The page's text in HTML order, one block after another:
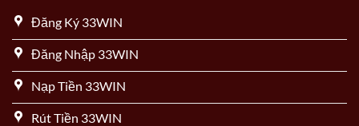
Đăng Ký 33WIN
Đăng Nhập 33WIN
Nạp Tiền 33WIN
Rút Tiền 33WIN